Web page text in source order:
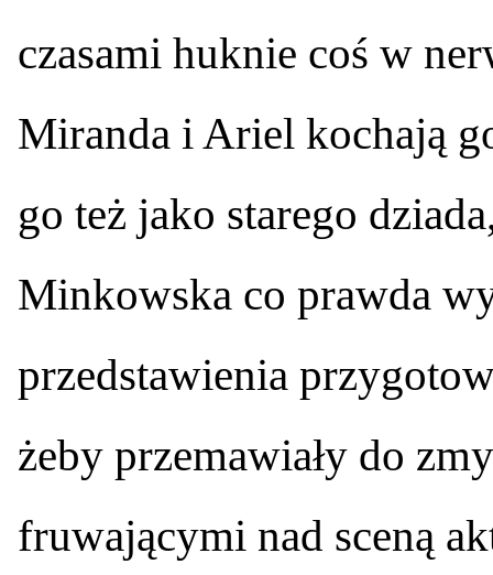
czasami huknie coś w
Miranda i Ariel kochają
go też jako starego
Minkowska co prawda
przedstawienia
żeby przemawiały do
fruwającymi nad sceną